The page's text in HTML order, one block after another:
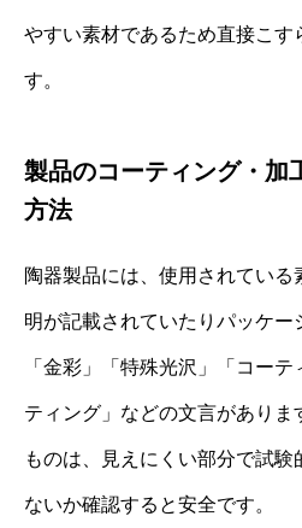
やすい素材であるため直接こす
す。
製品のコーティング・加
方法
陶器製品には、使用されている
明が記載されていたりパッケー
「金彩」「特殊光沢」「コー
ティング」などの文言がありま
ものは、見えにくい部分で試
ないか確認すると安全です。